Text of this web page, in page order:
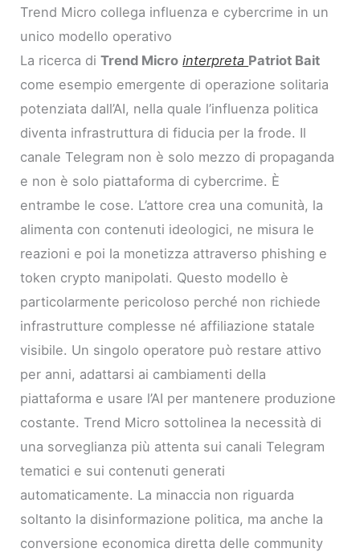
Trend Micro collega influenza e cybercrime in un
unico modello operativo
La ricerca diTrend Micro interpreta Patriot Bait
come esempio emergente di operazione solitaria
potenziata dall’AI, nella quale l’influenza politica
diventa infrastruttura di fiducia per la frode. Il
canale Telegram non è solo mezzo di propaganda
e non è solo piattaforma di cybercrime. È
entrambe le cose. L’attore crea una comunità, la
alimenta con contenuti ideologici, ne misura le
reazioni e poi la monetizza attraverso phishing e
token crypto manipolati. Questo modello è
particolarmente pericoloso perché non richiede
infrastrutture complesse né affiliazione statale
visibile. Un singolo operatore può restare attivo
per anni, adattarsi ai cambiamenti della
piattaforma e usare l’AI per mantenere produzione
costante. Trend Micro sottolinea la necessità di
una sorveglianza più attenta sui canali Telegram
tematici e sui contenuti generati
automaticamente. La minaccia non riguarda
soltanto la disinformazione politica, ma anche la
conversione economica diretta delle community